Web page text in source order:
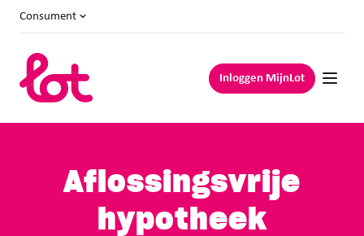
Consument
Inloggen MijnLot
Aflossingsvrije
hypotheek